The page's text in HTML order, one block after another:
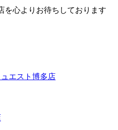
を心よりお待ちしております
エスト博多店